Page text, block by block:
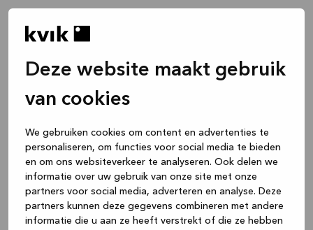
Deze website maakt gebruik
van cookies
We gebruiken cookies om content en advertenties te
personaliseren, om functies voor social media te bieden
en om ons websiteverkeer te analyseren. Ook delen we
informatie over uw gebruik van onze site met onze
partners voor social media, adverteren en analyse. Deze
partners kunnen deze gegevens combineren met andere
informatie die u aan ze heeft verstrekt of die ze hebben